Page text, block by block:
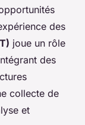
des
joue un rôle
des
collecte de
et